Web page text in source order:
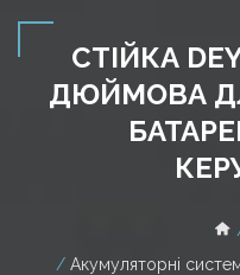
СТІЙКА
ДЮЙМОВА
Акумуляторні